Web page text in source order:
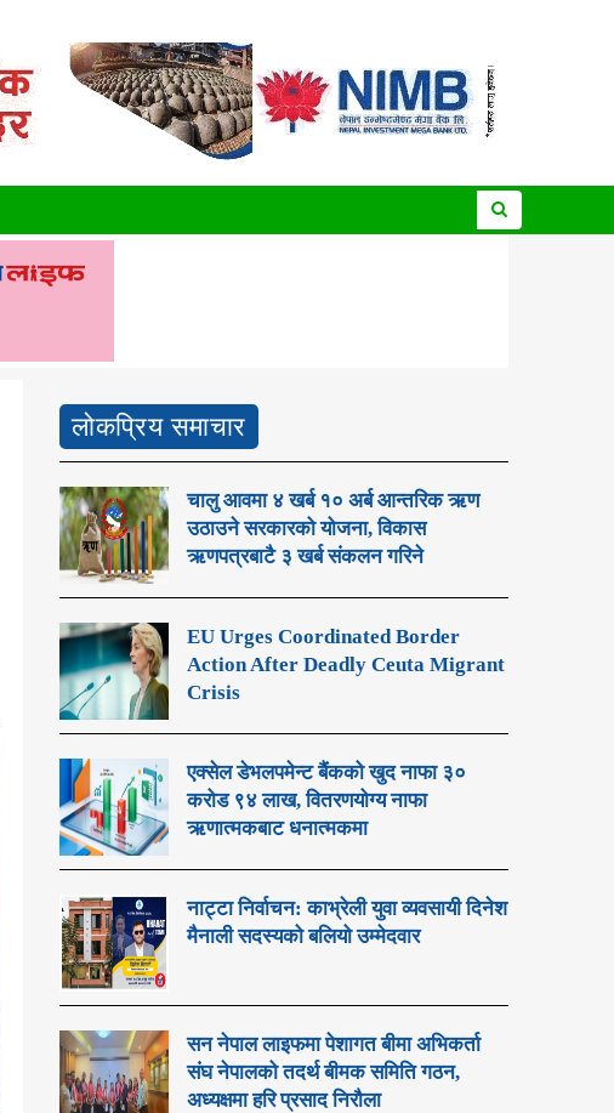
लोकप्रिय समाचार
चालु आवमा ४ खर्ब १० अर्ब आन्तरिक ऋण
उठाउने सरकारको योजना, विकास
ऋणपत्रबाटै ३ खर्ब संकलन गरिने
EU Urges Coordinated Border
Action After Deadly Ceuta Migrant
Crisis
एक्सेल डेभलपमेन्ट बैंकको खुद नाफा ३०
करोड ९४ लाख, वितरणयोग्य नाफा
ऋणात्मकबाट धनात्मकमा
नाट्टा निर्वाचन: काभ्रेली युवा व्यवसायी दिनेश
मैनाली सदस्यको बलियो उम्मेदवार
सन नेपाल लाइफमा पेशागत बीमा अभिकर्ता
संघ नेपालको तदर्थ बीमक समिति गठन,
अध्यक्षमा हरि प्रसाद निरौला